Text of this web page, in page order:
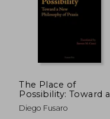
The Place of
Possibility: Toward a
New Philosophy of
Praxis (en Inglés)
Diego Fusaro